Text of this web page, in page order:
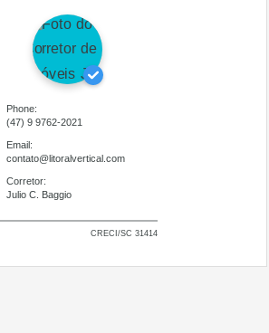
Phone:
(47) 9 9762-2021
Email:
contato@litoralvertical.com
Corretor:
Julio C. Baggio
CRECI/SC 31414